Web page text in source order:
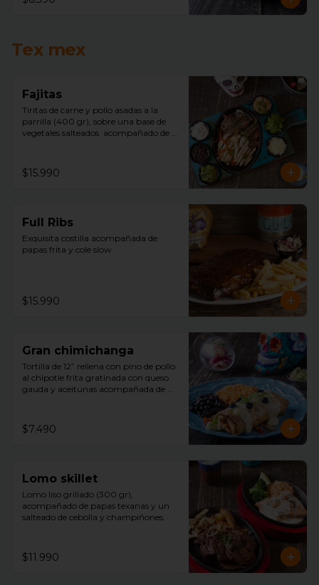
Tex mex
Fajitas
Tiritas de carne y pollo asadas a la
parrilla (400 gr), sobre una base de
vegetales salteados  acompañado de
queso, guacamole y tortillas de trigo.
$15.990
Full Ribs
Exquisita costilla acompañada de
papas frita y cole slow
$15.990
Gran chimichanga
Tortilla de 12” rellena con pino de pollo
al chipotle frita gratinada con queso
gauda y aceitunas acompañada de
$7.490
Lomo skillet
Lomo liso grillado (300 gr),
acompañado de papas texanas y un
salteado de cebolla y champiñones.
$11.990